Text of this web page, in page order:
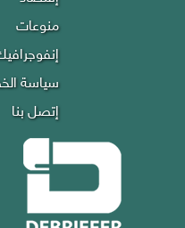
منوعات
سياسة
إتصل بنا